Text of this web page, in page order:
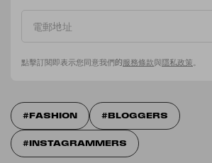
點擊訂閱即表示您同意我們的服務條款與隱私政策
FASHION BLOGGERS
INSTAGRAMMERS